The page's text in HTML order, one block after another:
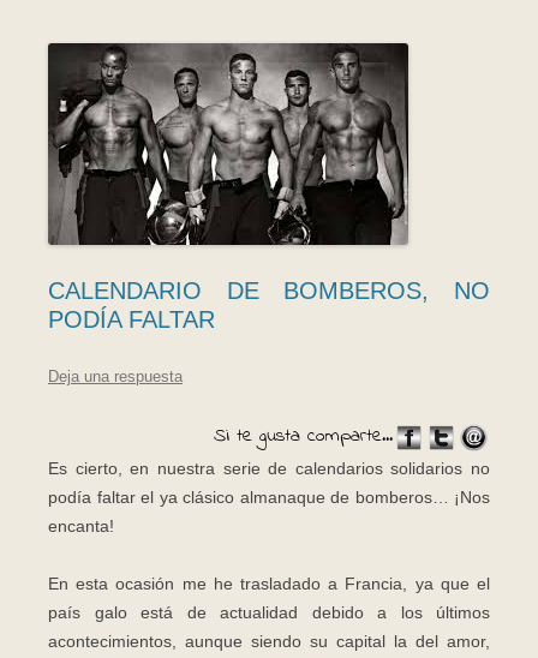
CALENDARIO DE BOMBEROS, NO
PODÍA FALTAR
Deja una respuesta
Si te gusta comparte...
Es cierto, en nuestra serie de calendarios solidarios no
podía faltar el ya clásico almanaque de bomberos… ¡Nos
encanta!
En esta ocasión me he trasladado a Francia, ya que el
país galo está de actualidad debido a los últimos
acontecimientos, aunque siendo su capital la del amor,